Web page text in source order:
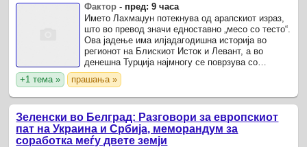
Фактор - пред: 9 часа
Името Лахмаџун потекнува од арапскиот израз,
што во превод значи едноставно „месо со тесто“.
Ова јадење има илјадагодишна историја во
регионот на Блискиот Исток и Левант, а во
денешна Турција најмногу се поврзува со
југоисточните региони како Шанлиурфа и
Газиантеп, каде што се ...
+1 тема » прашања »
Зеленски во Белград: Разговори за европскиот
пат на Украина и Србија, меморандум за
соработка меѓу двете земји